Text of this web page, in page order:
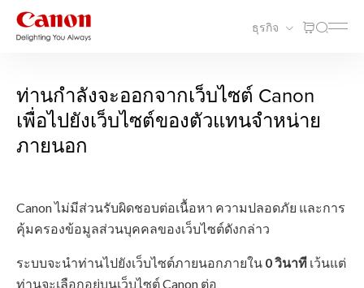
ธุรกิจ
ท่านกำลังจะออกจากเว็บไซต์ Canon
เพื่อไปยังเว็บไซต์ของตัวแทนจำหน่าย
ภายนอก
Canon ไม่มีส่วนรับผิดชอบต่อเนื้อหา ความปลอดภัย และการ
คุ้มครองข้อมูลส่วนบุคคลของเว็บไซต์ดังกล่าว
ระบบจะนำท่านไปยังเว็บไซต์ภายนอกภายใน 0วินาที เว้นแต่
ท่านจะเลือกอยู่บนเว็บไซต์ Canon ต่อ